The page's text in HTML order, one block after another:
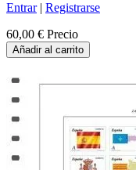
Entrar| Registrarse
60,00 € Precio
Añadir al carrito